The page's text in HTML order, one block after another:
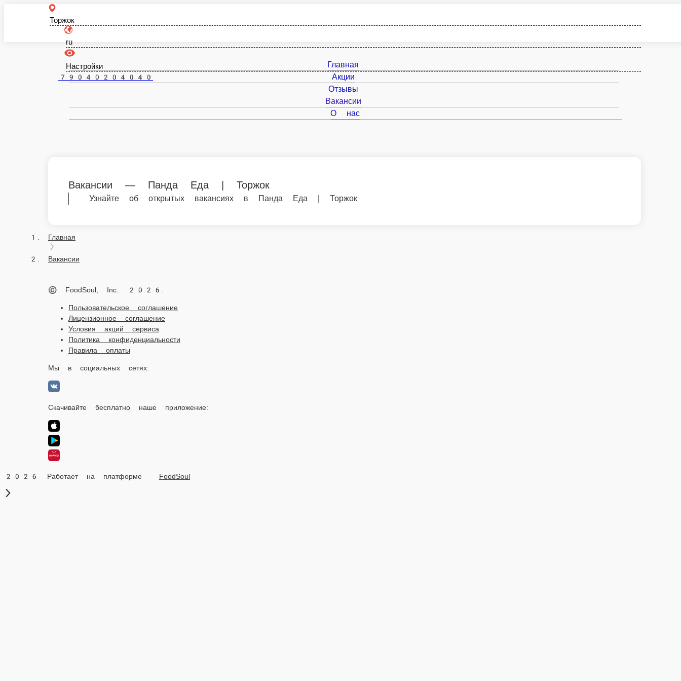
Торжок
ru
Настройки
79040204040
Главная
Акции
Отзывы
Вакансии
О нас
Вакансии — Панда Еда | Торжок
Узнайте об открытых вакансиях в Панда Еда | Торжок
Главная
Вакансии
© FoodSoul, Inc. 2026.
Пользовательское соглашение
Лицензионное соглашение
Условия акций сервиса
Политика конфиденциальности
Правила оплаты
Мы в социальных сетях:
Скачивайте бесплатно наше приложение:
2026 Работает на платформеFoodSoul